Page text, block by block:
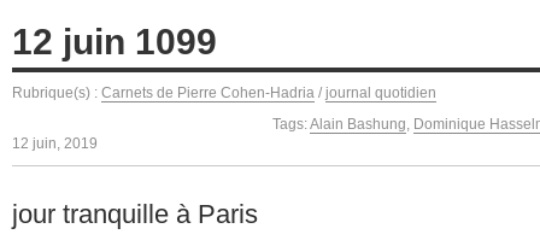
12 juin 1099
Rubrique(s) : Carnets de Pierre Cohen-Hadria / journal quotidien
Tags:Alain Bashung, Dominique
12 juin, 2019
jour tranquille à Paris